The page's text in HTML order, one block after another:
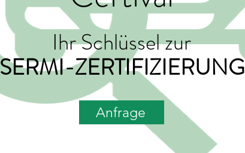
Ihr Schlüssel zur
SERMI-ZERTIFIZIERUNG
Anfrage